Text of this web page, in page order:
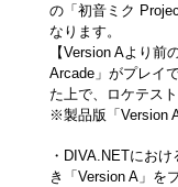
の「初音ミク
なります。
【Version Aより
Arcade」がプレイ
た上で、ロケテス
※製品版「Version
・DIVA.NETにお
き「Version A」を